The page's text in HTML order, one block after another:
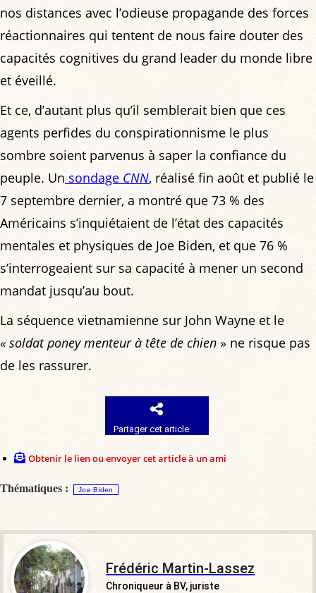
nos distances avec l’odieuse propagande des forces
réactionnaires qui tentent de nous faire douter des
capacités cognitives du grand leader du monde libre
et éveillé.
Et ce, d’autant plus qu’il semblerait bien que ces
agents perfides du conspirationnisme le plus
sombre soient parvenus à saper la confiance du
peuple. Un sondage CNN, réalisé fin août et publié le
7 septembre dernier, a montré que 73 % des
Américains s’inquiétaient de l’état des capacités
mentales et physiques de Joe Biden, et que 76 %
s’interrogeaient sur sa capacité à mener un second
mandat jusqu’au bout.
La séquence vietnamienne sur John Wayne et le
« soldat poney menteur à tête de chien » ne risque pas
de les rassurer.
Partager cet article
Obtenir le lien ou envoyer cet article à un ami
Thématiques : Joe Biden
Frédéric Martin-Lassez
Chroniqueur à BV, juriste